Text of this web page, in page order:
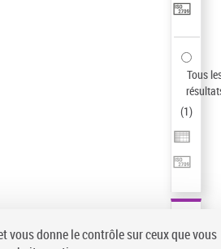
Tous
(1)
vous donne le contrôle sur ceux que vous